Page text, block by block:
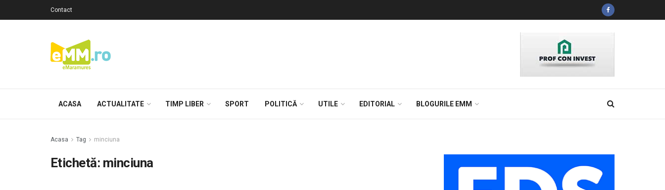
Contact
ACASA ACTUALITATE TIMP LIBER SPORT POLITICĂ UTILE EDITORIAL BLOGURILE EMM
Acasa Tag minciuna
Etichetă: minciuna